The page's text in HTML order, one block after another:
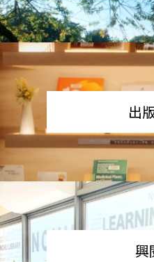
出
興